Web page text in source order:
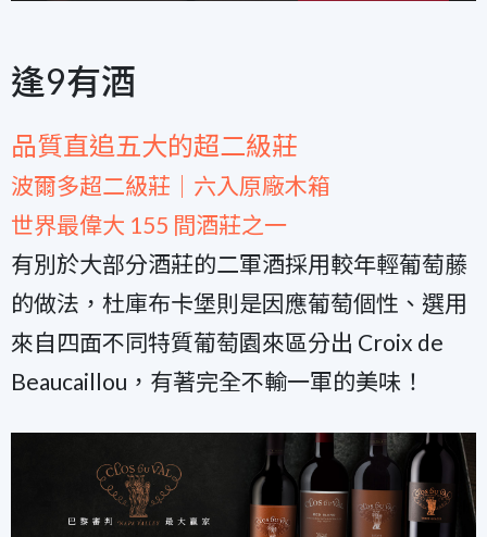
逢9有酒
品質直追五大的超二級莊
波爾多超二級莊｜六入原廠木箱
世界最偉大 155 間酒莊之一
有別於大部分酒莊的二軍酒採用較年輕葡萄藤
的做法，杜庫布卡堡則是因應葡萄個性、選用
來自四面不同特質葡萄園來區分出 Croix de
Beaucaillou，有著完全不輸一軍的美味！